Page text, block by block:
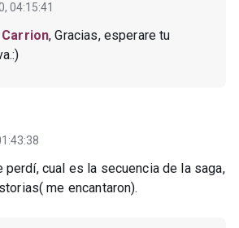
04:15:41
Carrion, Gracias, esperare tu
perdí, cual es la secuencia de la saga,
me encantaron).